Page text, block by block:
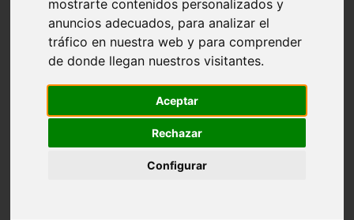
mostrarte contenidos personalizados y
anuncios adecuados, para analizar el
tráfico en nuestra web y para comprender
de donde llegan nuestros visitantes.
Aceptar
Rechazar
Configurar
Córdoba - almedinilla
Navarra - zangoza
Cantabria - arenas-de-iguña
Barcelona - la-pobla-de-lillet
Murcia - cartagena
Madrid - nuevo-baztán